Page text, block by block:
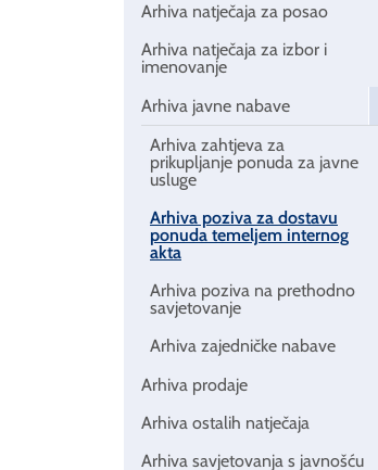
Arhiva natječaja za posao
Arhiva natječaja za izbor i
imenovanje
Arhiva javne nabave
Arhiva zahtjeva za
prikupljanje ponuda za javne
usluge
Arhiva poziva za dostavu
ponuda temeljem internog
akta
Arhiva poziva na prethodno
savjetovanje
Arhiva zajedničke nabave
Arhiva prodaje
Arhiva ostalih natječaja
Arhiva savjetovanja s javnošću